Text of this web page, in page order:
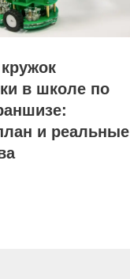
в школе по
и реальные